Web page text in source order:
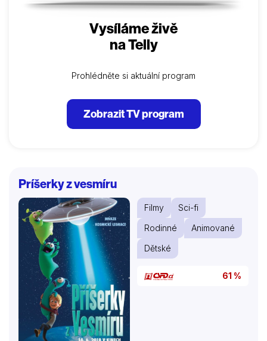
Vysíláme živě
na Telly
Prohlédněte si aktuální program
Zobrazit TV program
Príšerky z vesmíru
Filmy
Sci-fi
Rodinné
Animované
Dětské
61 %